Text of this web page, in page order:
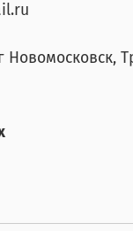
Новомосковск,